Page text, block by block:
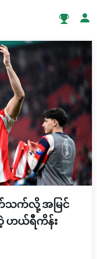
သက်လို့ အမြင်
ဟယ်ရီကိန်း